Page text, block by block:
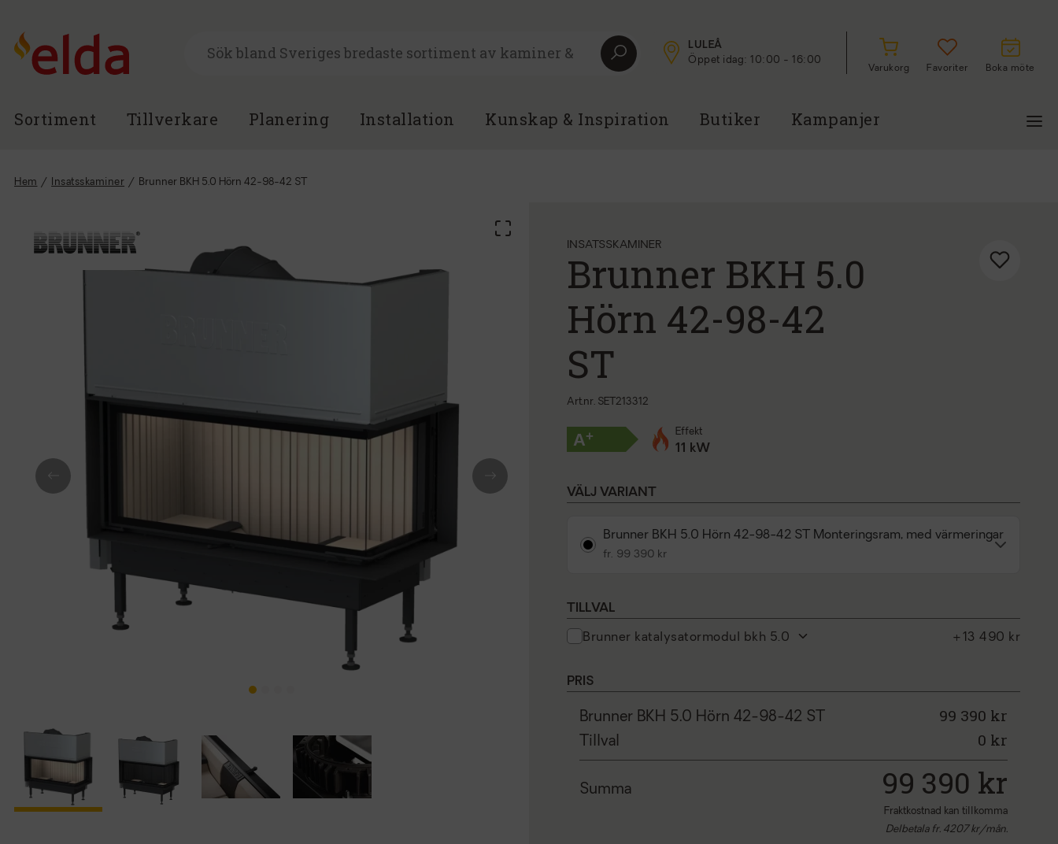
LULEÅ
Öppet idag: 10:00 - 16:00
Varukorg Favoriter Boka möte
Sortiment Tillverkare Planering Installation Kunskap & Inspiration Butiker Kampanjer
Hem / Insatsskaminer / Brunner BKH 5.0 Hörn 42-98-42 ST
Previous Next
INSATSSKAMINER
Brunner BKH 5.0
Hörn 42-98-42
ST
Art.nr. SET213312
A+ Effekt
11 kW
VÄLJ VARIANT
Brunner BKH 5.0 Hörn 42-98-42 ST Monteringsram, med värmeringar
fr. 99 390 kr
TILLVAL
brunner katalysatormodul bkh 5.0 +13 490 kr
PRIS
Brunner BKH 5.0 Hörn 42-98-42 ST 99 390 kr
Tillval 0 kr
Summa 99 390 kr
Fraktkostnad kan tillkomma
Delbetala fr. 4207kr/mån.